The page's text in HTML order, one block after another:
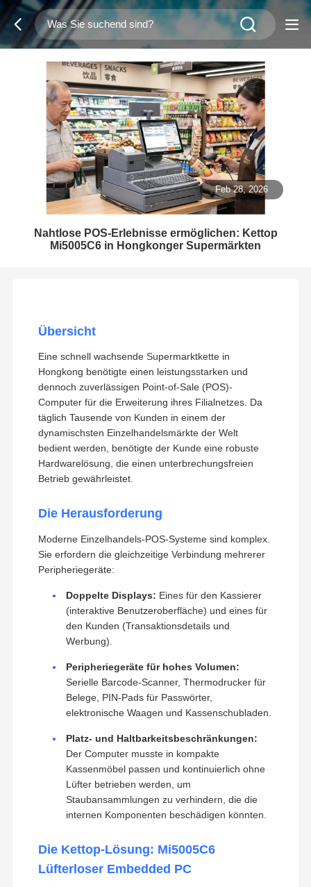
Feb 28, 2026
Nahtlose POS-Erlebnisse ermöglichen: Kettop
Mi5005C6 in Hongkonger Supermärkten
Übersicht
Eine schnell wachsende Supermarktkette in
Hongkong benötigte einen leistungsstarken und
dennoch zuverlässigen Point-of-Sale (POS)-
Computer für die Erweiterung ihres Filialnetzes. Da
täglich Tausende von Kunden in einem der
dynamischsten Einzelhandelsmärkte der Welt
bedient werden, benötigte der Kunde eine robuste
Hardwarelösung, die einen unterbrechungsfreien
Betrieb gewährleistet.
Die Herausforderung
Moderne Einzelhandels-POS-Systeme sind komplex.
Sie erfordern die gleichzeitige Verbindung mehrerer
Peripheriegeräte:
Doppelte Displays: Eines für den Kassierer
(interaktive Benutzeroberfläche) und eines für
den Kunden (Transaktionsdetails und
Werbung).
Peripheriegeräte für hohes Volumen:
Serielle Barcode-Scanner, Thermodrucker für
Belege, PIN-Pads für Passwörter,
elektronische Waagen und Kassenschubladen.
Platz- und Haltbarkeitsbeschränkungen:
Der Computer musste in kompakte
Kassenmöbel passen und kontinuierlich ohne
Lüfter betrieben werden, um
Staubansammlungen zu verhindern, die die
internen Komponenten beschädigen könnten.
Die Kettop-Lösung: Mi5005C6
Lüfterloser Embedded PC